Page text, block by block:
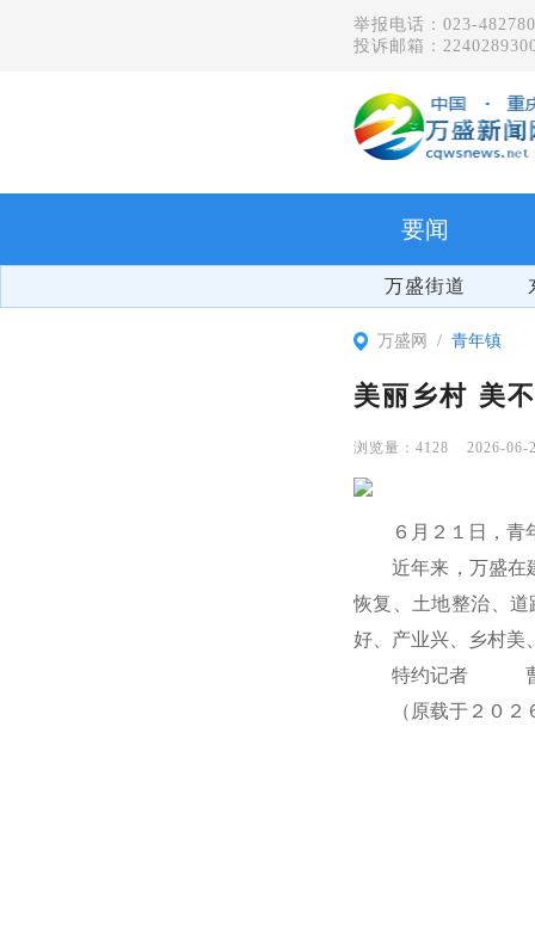
举报电话：023-
投诉邮箱：
要闻
万盛街道
万盛网 青年镇
美丽乡村 美
4128 2026-06-
６月２１日，
近年来，万盛在
恢复、土地整治、
好、产业兴、乡村美
特约记者
（原载于２０